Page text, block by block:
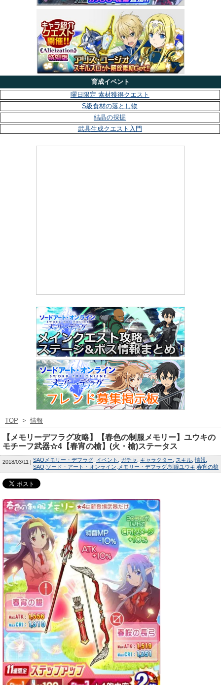
育成イベント
曜日限定 素材獲得クエスト
S級食材の落とし物
結晶の採掘
武具生成クエスト入門
TOP > 情報
【メモリーデフラグ攻略】【春色の制服メモリー】ユウキの
モチーフ武器☆4【春宵の槍】(火・槍)ステータス
2018/03/11 SAOメモリー・デフラグ イベント ガチャ キャラクター スキル 情報
SAO ソード・アート・オンライン メモリー・デフラグ 制服ユウキ 春宵の槍